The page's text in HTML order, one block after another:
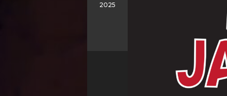
2025